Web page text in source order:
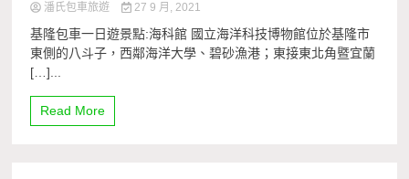
潘氏包車旅遊 27 9 月, 2021
基隆包車一日遊景點:海科館 國立海洋科技博物館位於基隆市
東側的八斗子，西鄰海洋大學、碧砂漁港；東接東北角暨宜蘭
[…]...
Read More